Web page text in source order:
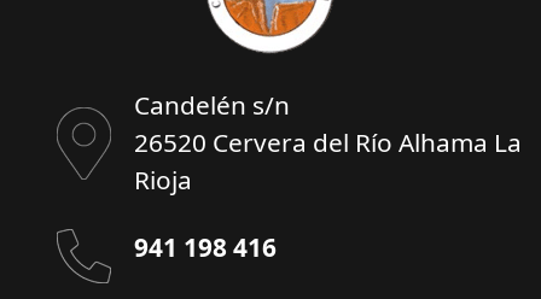
Candelén s/n
26520 Cervera del Río Alhama La
Rioja
941 198 416